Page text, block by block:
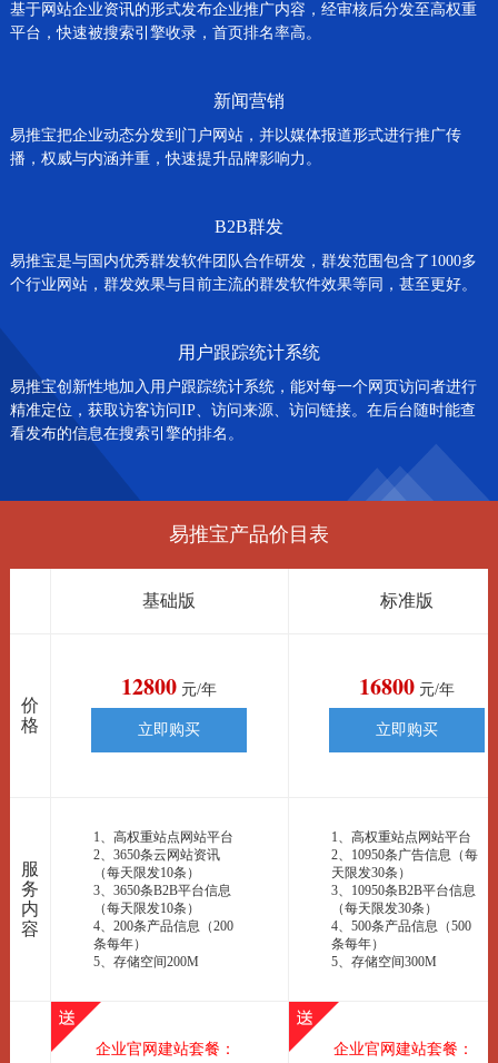
基于网站企业资讯的形式发布企业推广内容，经审核后分发至高权重
平台，快速被搜索引擎收录，首页排名率高。
新闻营销
易推宝把企业动态分发到门户网站，并以媒体报道形式进行推广传
播，权威与内涵并重，快速提升品牌影响力。
B2B群发
易推宝是与国内优秀群发软件团队合作研发，群发范围包含了1000多
个行业网站，群发效果与目前主流的群发软件效果等同，甚至更好。
用户跟踪统计系统
易推宝创新性地加入用户跟踪统计系统，能对每一个网页访问者进行
精准定位，获取访客访问IP、访问来源、访问链接。在后台随时能查
看发布的信息在搜索引擎的排名。
易推宝产品价目表
基础版 标准版
价
格
12800 元/年
立即购买
16800 元/年
立即购买
服
务
内
容
1、高权重站点网站平台
2、3650条云网站资讯
（每天限发10条）
3、3650条B2B平台信息
（每天限发10条）
4、200条产品信息（200
条每年）
5、存储空间200M
1、高权重站点网站平台
2、10950条广告信息（每
天限发30条）
3、10950条B2B平台信息
（每天限发30条）
4、500条产品信息（500
条每年）
5、存储空间300M
企业官网建站套餐： 企业官网建站套餐：